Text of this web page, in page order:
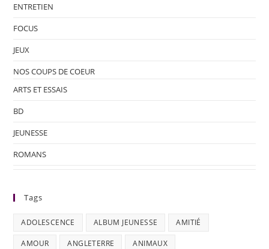
ENTRETIEN
FOCUS
JEUX
NOS COUPS DE COEUR
ARTS ET ESSAIS
BD
JEUNESSE
ROMANS
Tags
ADOLESCENCE ALBUM JEUNESSE AMITIÉ
AMOUR ANGLETERRE ANIMAUX